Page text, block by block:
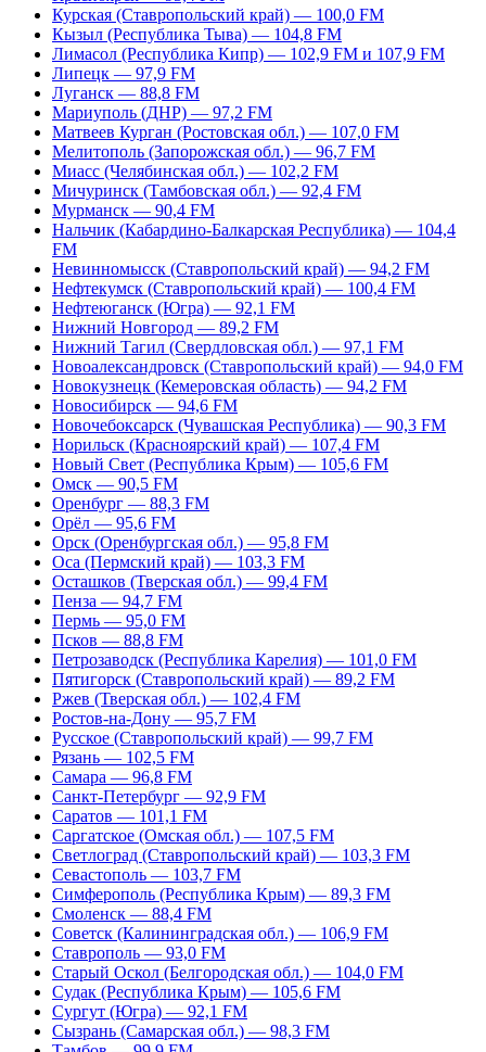
Курская (Ставропольский край) — 100,0 FM
Кызыл (Республика Тыва) — 104,8 FM
Лимасол (Республика Кипр) — 102,9 FM и 107,9 FM
Липецк — 97,9 FM
Луганск — 88,8 FM
Мариуполь (ДНР) — 97,2 FM
Матвеев Курган (Ростовская обл.) — 107,0 FM
Мелитополь (Запорожская обл.) — 96,7 FM
Миасс (Челябинская обл.) — 102,2 FM
Мичуринск (Тамбовская обл.) — 92,4 FM
Мурманск — 90,4 FM
Нальчик (Кабардино-Балкарская Республика) — 104,4
FM
Невинномысск (Ставропольский край) — 94,2 FM
Нефтекумск (Ставропольский край) — 100,4 FM
Нефтеюганск (Югра) — 92,1 FM
Нижний Новгород — 89,2 FM
Нижний Тагил (Свердловская обл.) — 97,1 FM
Новоалександровск (Ставропольский край) — 94,0 FM
Новокузнецк (Кемеровская область) — 94,2 FM
Новосибирск — 94,6 FM
Новочебоксарск (Чувашская Республика) — 90,3 FM
Норильск (Красноярский край) — 107,4 FM
Новый Свет (Республика Крым) — 105,6 FM
Омск — 90,5 FM
Оренбург — 88,3 FM
Орёл — 95,6 FM
Орск (Оренбургская обл.) — 95,8 FM
Оса (Пермский край) — 103,3 FM
Осташков (Тверская обл.) — 99,4 FM
Пенза — 94,7 FM
Пермь — 95,0 FM
Псков — 88,8 FM
Петрозаводск (Республика Карелия) — 101,0 FM
Пятигорск (Ставропольский край) — 89,2 FM
Ржев (Тверская обл.) — 102,4 FM
Ростов-на-Дону — 95,7 FM
Русское (Ставропольский край) — 99,7 FM
Рязань — 102,5 FM
Самара — 96,8 FM
Санкт-Петербург — 92,9 FM
Саратов — 101,1 FM
Саргатское (Омская обл.) — 107,5 FM
Светлоград (Ставропольский край) — 103,3 FM
Севастополь — 103,7 FM
Симферополь (Республика Крым) — 89,3 FM
Смоленск — 88,4 FM
Советск (Калининградская обл.) — 106,9 FM
Ставрополь — 93,0 FM
Старый Оскол (Белгородская обл.) — 104,0 FM
Судак (Республика Крым) — 105,6 FM
Сургут (Югра) — 92,1 FM
Сызрань (Самарская обл.) — 98,3 FM